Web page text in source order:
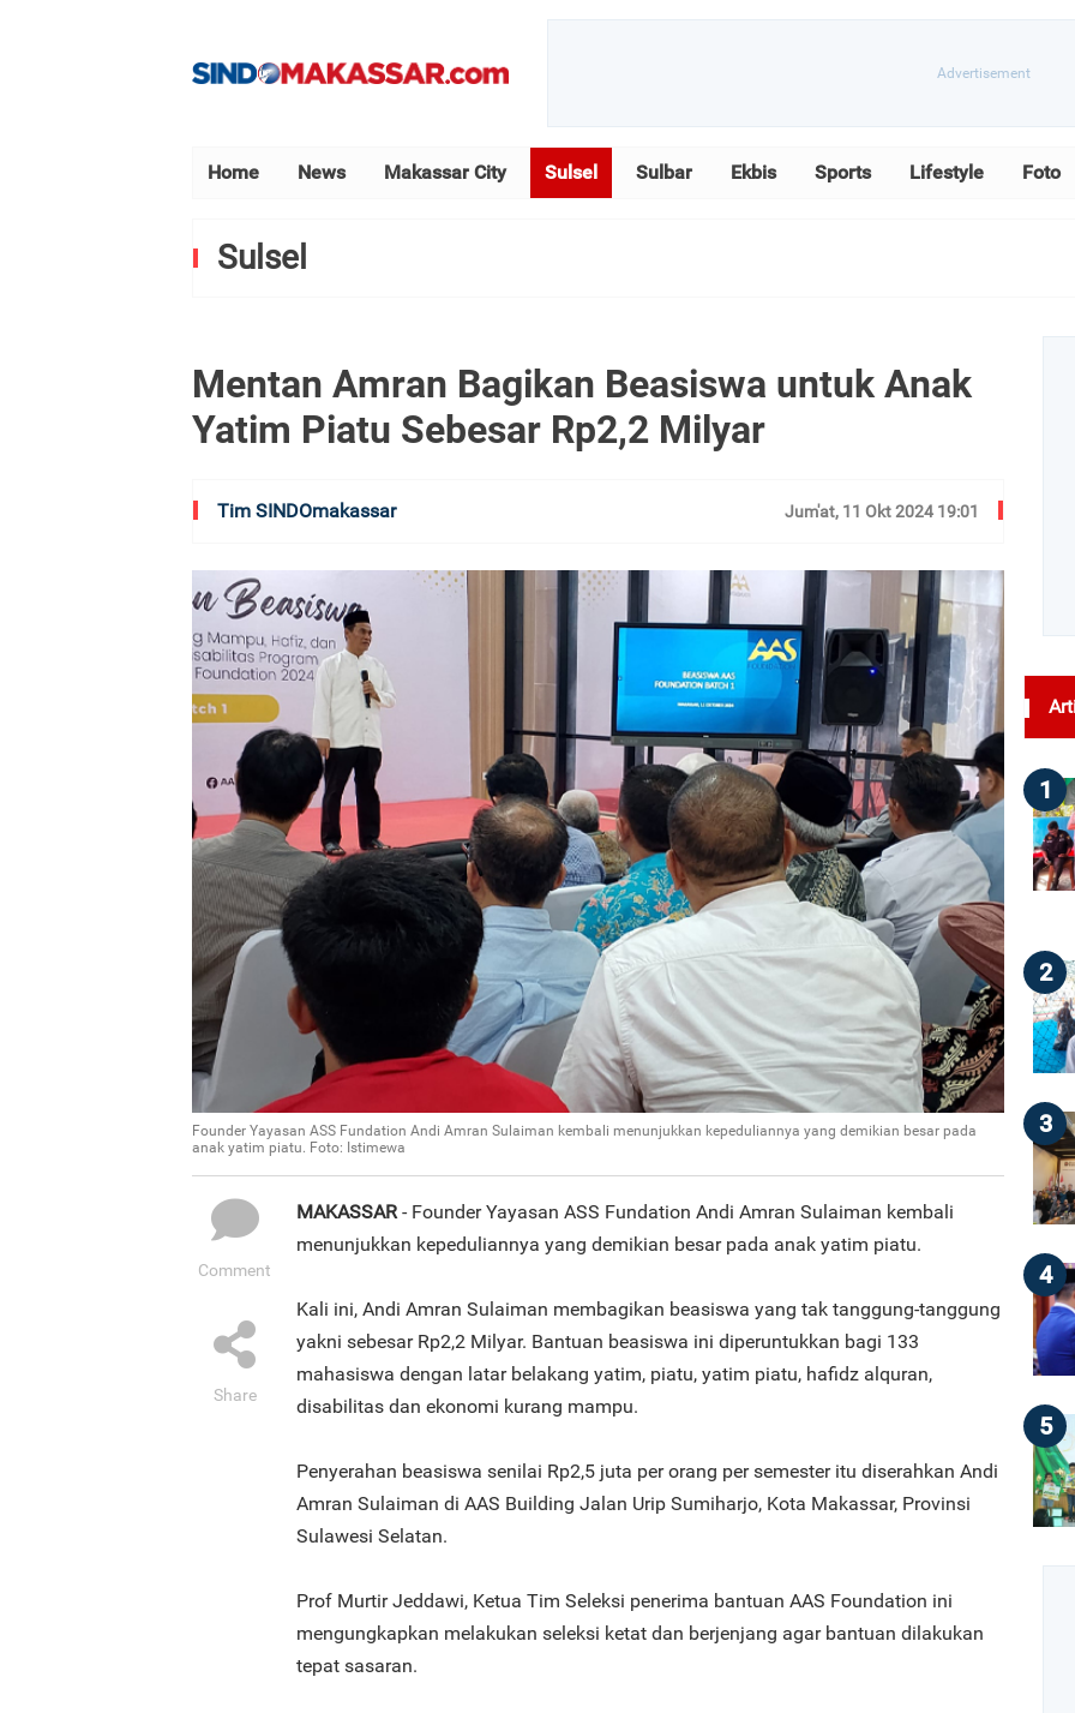
Home News Makassar City Sulsel Sulbar Ekbis Sports Lifestyle Foto
Sulsel
Mentan Amran Bagikan Beasiswa untuk Anak
Yatim Piatu Sebesar Rp2,2 Milyar
Tim SINDOmakassar Jum'at, 11 Okt 2024 19:01
Founder Yayasan ASS Fundation Andi Amran Sulaiman kembali menunjukkan kepeduliannya yang demikian besar pada
anak yatim piatu. Foto: Istimewa
Comment
Share
MAKASSAR- Founder Yayasan ASS Fundation Andi Amran Sulaiman kembali
menunjukkan kepeduliannya yang demikian besar pada anak yatim piatu.
Kali ini, Andi Amran Sulaiman membagikan beasiswa yang tak tanggung-tanggung
yakni sebesar Rp2,2 Milyar. Bantuan beasiswa ini diperuntukkan bagi 133
mahasiswa dengan latar belakang yatim, piatu, yatim piatu, hafidz alquran,
disabilitas dan ekonomi kurang mampu.
Penyerahan beasiswa senilai Rp2,5 juta per orang per semester itu diserahkan Andi
Amran Sulaiman di AAS Building Jalan Urip Sumiharjo, Kota Makassar, Provinsi
Sulawesi Selatan.
Prof Murtir Jeddawi, Ketua Tim Seleksi penerima bantuan AAS Foundation ini
mengungkapkan melakukan seleksi ketat dan berjenjang agar bantuan dilakukan
tepat sasaran.
1
2
3
4
5